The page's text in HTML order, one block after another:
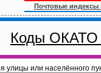
Почтовые индексы
Коды ОКАТО
улицы или населённого